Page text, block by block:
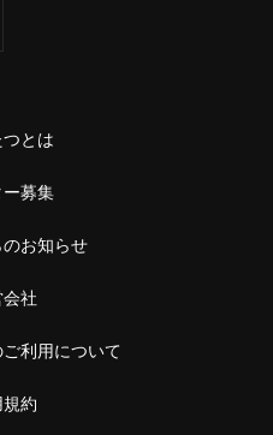
とは
募集
お知らせ
社
利用について
約